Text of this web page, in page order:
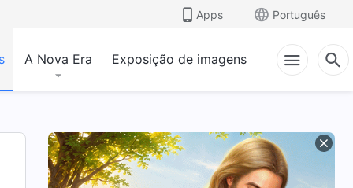
Apps Português
A Nova Era Exposição de imagens